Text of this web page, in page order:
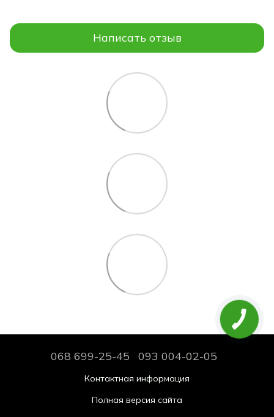
Написать отзыв
068 699-25-45 093 004-02-05
Контактная информация
Полная версия сайта